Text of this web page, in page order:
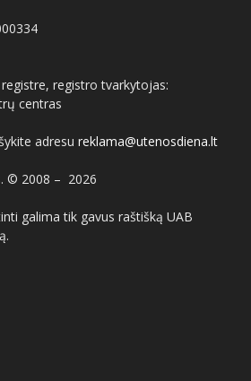
registro tvarkytojas:
centras
adresu reklama@utenosdiena.lt
© 2008 – 2026
galima tik gavus raštišką UAB